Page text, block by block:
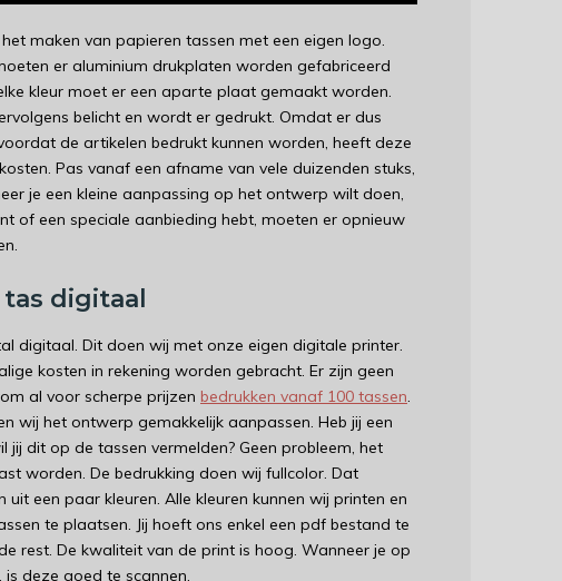
maken van papieren tassen met een eigen logo.
er aluminium drukplaten worden gefabriceerd
kleur moet er een aparte plaat gemaakt worden.
belicht en wordt er gedrukt. Omdat er dus
de artikelen bedrukt kunnen worden, heeft deze
Pas vanaf een afname van vele duizenden stuks,
je een kleine aanpassing op het ontwerp wilt doen,
of een speciale aanbieding hebt, moeten er opnieuw
digitaal
digitaal. Dit doen wij met onze eigen digitale printer.
kosten in rekening worden gebracht. Er zijn geen
al voor scherpe prijzen bedrukken vanaf 100 tassen.
wij het ontwerp gemakkelijk aanpassen. Heb jij een
jij dit op de tassen vermelden? Geen probleem, het
worden. De bedrukking doen wij fullcolor. Dat
een paar kleuren. Alle kleuren kunnen wij printen en
te plaatsen. Jij hoeft ons enkel een pdf bestand te
rest. De kwaliteit van de print is hoog. Wanneer je op
deze goed te scannen.